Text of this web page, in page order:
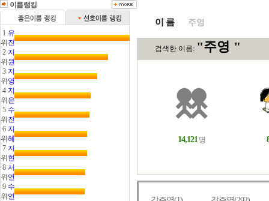
이름랭킹
1
위
유
진
2
위
지
원
3
위
지
영
4
위
지
은
5
위
수
진
6
위
지
혜
7
위
지
현
8
위
서
연
9
위
수
연
이 름